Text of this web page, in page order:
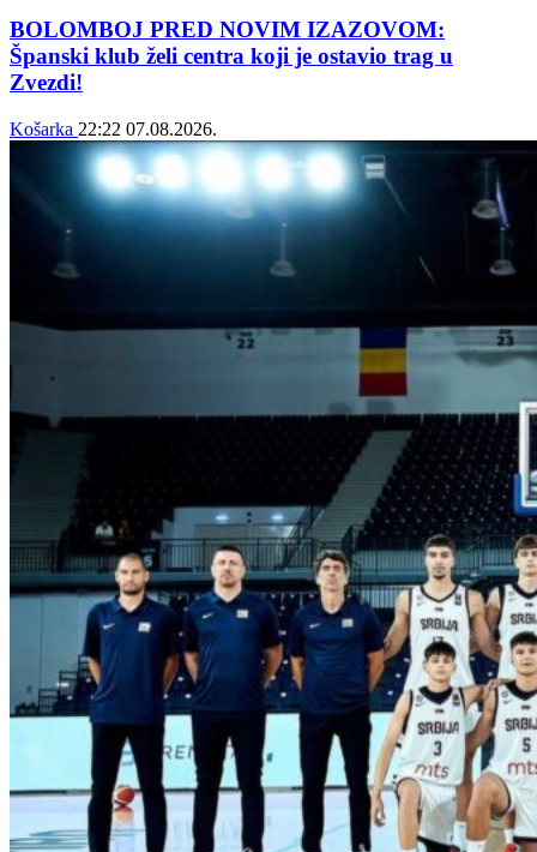
BOLOMBOJ PRED NOVIM IZAZOVOM:
Španski klub želi centra koji je ostavio trag u
Zvezdi!
Košarka 22:22 07.08.2026.